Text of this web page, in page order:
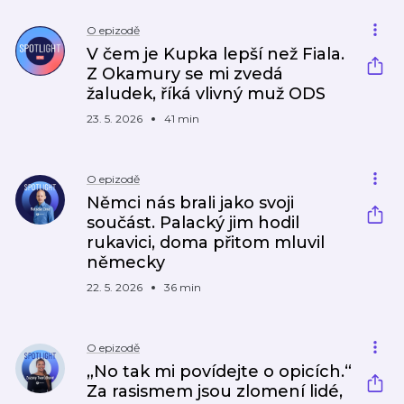
O epizodě
V čem je Kupka lepší než Fiala.
Z Okamury se mi zvedá
žaludek, říká vlivný muž ODS
23. 5. 2026 41 min
O epizodě
Němci nás brali jako svoji
součást. Palacký jim hodil
rukavici, doma přitom mluvil
německy
22. 5. 2026 36 min
O epizodě
„No tak mi povídejte o opicích.“
Za rasismem jsou zlomení lidé,